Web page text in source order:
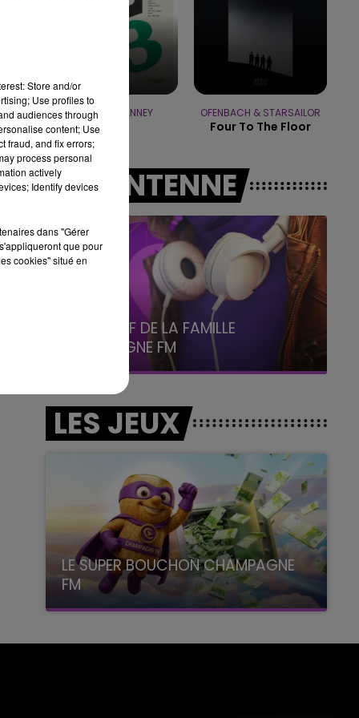
19h15 - 20h00
LA RADIO POP
KENDJI & VIANNEY
Le Feu
OFENBACH & STARSAILOR
Four To The Floor
A L'ANTENNE
La Famille
LES JEUX
LE SUPER BOUCHON CHAMPAGNE
FM
avec La Famille Champagne FM, à 8H10
Store and/or
Use profiles to
audiences through
content; Use
fraud, and fix errors;
process personal
actively
Identify devices
dans "Gérer
que pour
cookies" situé en